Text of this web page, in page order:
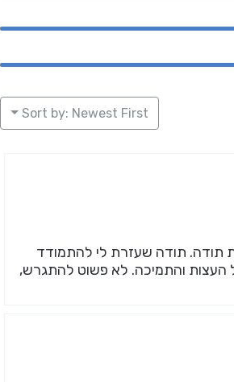
Sort by: Newest First
תודה. תודה שעזרת לי להתמודד
העצות והתמיכה. לא פשוט להתגרש,